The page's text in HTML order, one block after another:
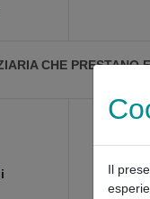
CHE PRESTANO
Il